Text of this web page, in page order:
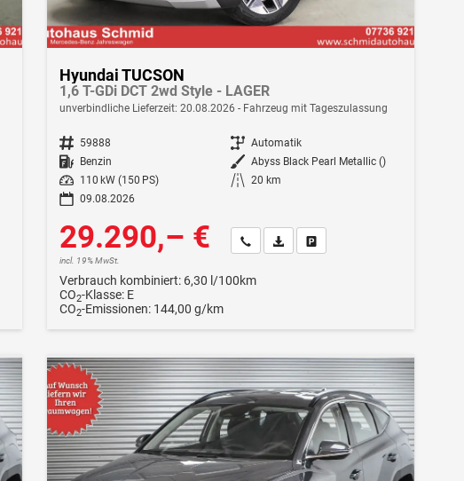
Hyundai TUCSON
1,6 T-GDi DCT 2wd Style - LAGER
unverbindliche Lieferzeit: 20.08.2026 Fahrzeug mit Tageszulassung
Fahrzeugnr. 59888 Getriebe Automatik
Kraftstoff Benzin Außenfarbe Abyss Black Pearl Metallic ()
Leistung
110 kW (150 PS) Kilometerstand 20 km
09.08.2026
29.290,– €
incl. 19% MwSt.
Wir rufen Sie an
Fahrzeugexposé (PDF)
Fahrzeug parken
Verbrauch kombiniert: 6,30 l/100km
CO2-Klasse: E
CO2-Emissionen: 144,00 g/km